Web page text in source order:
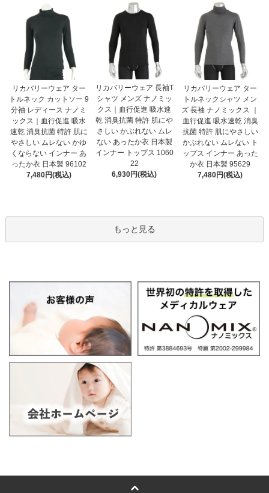
リカバリーウェア ター
トルネック カットソー 9
分袖 レディース ナノミ
ックス｜血行促進 吸水
速乾 消臭抗菌 特許 肌に
やさしい ムレない かゆ
くならない インナー あ
ったか衣 日本製 96102
7,480円(税込)
リカバリーウェア 長袖T
シャツ メンズ ナノミッ
クス｜血行促進 吸水速
乾 消臭抗菌 特許 肌にや
さしい かぶれない ムレ
ない あったか衣 日本製
インナー トップス 1060
22
6,930円(税込)
リカバリーウェア ター
トルネックシャツ メン
ズ 長袖 ナノミックス ｜
血行促進 吸水速乾 消臭
抗菌 特許 肌にやさしい
かぶれない ムレない ト
ップス インナー あった
か衣 日本製 95629
7,480円(税込)
もっと見る